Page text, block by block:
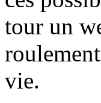
tour un
vie.